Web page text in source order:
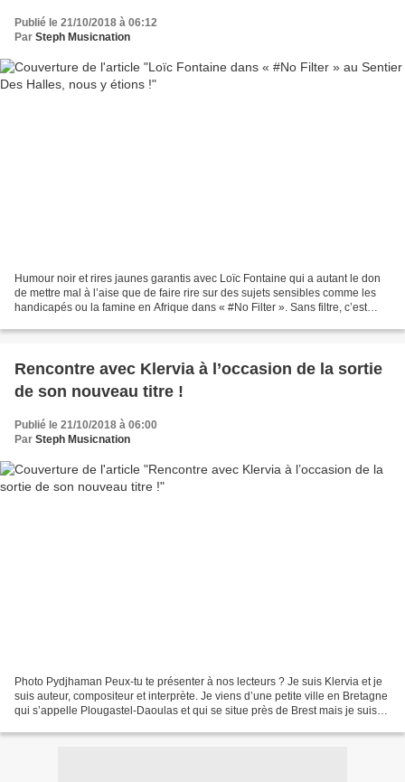
Publié le 21/10/2018 à 06:12
Par Steph Musicnation
Humour noir et rires jaunes garantis avec Loïc Fontaine qui a autant le don
de mettre mal à l’aise que de faire rire sur des sujets sensibles comme les
handicapés ou la famine en Afrique dans « #No Filter ». Sans filtre, c’est
Rencontre avec Klervia à l’occasion de la sortie
de son nouveau titre !
Publié le 21/10/2018 à 06:00
Par Steph Musicnation
Photo Pydjhaman Peux-tu te présenter à nos lecteurs ? Je suis Klervia et je
suis auteur, compositeur et interprète. Je viens d’une petite ville en Bretagne
qui s’appelle Plougastel-Daoulas et qui se situe près de Brest mais je suis